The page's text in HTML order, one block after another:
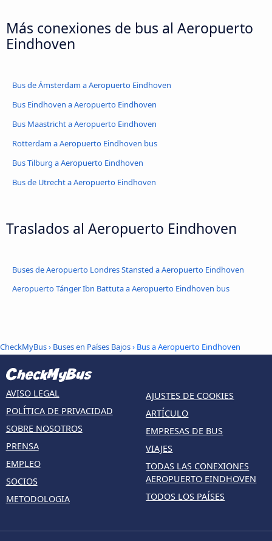
Más conexiones de bus al Aeropuerto
Eindhoven
Bus de Ámsterdam a Aeropuerto Eindhoven
Bus Eindhoven a Aeropuerto Eindhoven
Bus Maastricht a Aeropuerto Eindhoven
Rotterdam a Aeropuerto Eindhoven bus
Bus Tilburg a Aeropuerto Eindhoven
Bus de Utrecht a Aeropuerto Eindhoven
Traslados al Aeropuerto Eindhoven
Buses de Aeropuerto Londres Stansted a Aeropuerto Eindhoven
Aeropuerto Tánger Ibn Battuta a Aeropuerto Eindhoven bus
CheckMyBus› Buses en Países Bajos› Bus a Aeropuerto Eindhoven
AVISO LEGAL
POLÍTICA DE PRIVACIDAD
SOBRE NOSOTROS
PRENSA
EMPLEO
SOCIOS
METODOLOGIA
AJUSTES DE COOKIES
ARTÍCULO
EMPRESAS DE BUS
VIAJES
TODAS LAS CONEXIONES
AEROPUERTO EINDHOVEN
TODOS LOS PAÍSES